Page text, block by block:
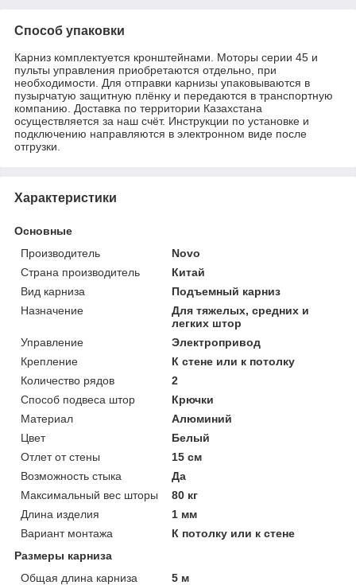
Способ упаковки
Карниз комплектуется кронштейнами. Моторы серии 45 и
пульты управления приобретаются отдельно, при
необходимости. Для отправки карнизы упаковываются в
пузырчатую защитную плёнку и передаются в транспортную
компанию. Доставка по территории Казахстана
осуществляется за наш счёт. Инструкции по установке и
подключению направляются в электронном виде после
отгрузки.
Характеристики
Основные
Производитель
Novo
Страна производитель
Китай
Вид карниза
Подъемный карниз
Назначение
Для тяжелых, средних и
легких штор
Управление
Электропривод
Крепление
К стене или к потолку
Количество рядов
2
Способ подвеса штор
Крючки
Материал
Алюминий
Цвет
Белый
Отлет от стены
15 см
Возможность стыка
Да
Максимальный вес шторы
80 кг
Длина изделия
1 мм
Вариант монтажа
К потолку или к стене
Размеры карниза
Общая длина карниза
5 м